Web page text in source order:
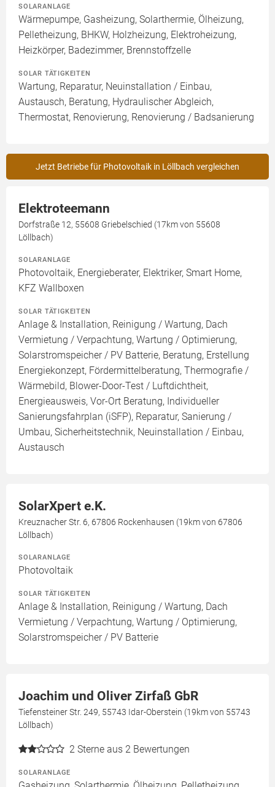
SOLARANLAGE
Wärmepumpe, Gasheizung, Solarthermie, Ölheizung,
Pelletheizung, BHKW, Holzheizung, Elektroheizung,
Heizkörper, Badezimmer, Brennstoffzelle
SOLAR TÄTIGKEITEN
Wartung, Reparatur, Neuinstallation / Einbau,
Austausch, Beratung, Hydraulischer Abgleich,
Thermostat, Renovierung, Renovierung / Badsanierung
Jetzt Betriebe für Photovoltaik in Löllbach vergleichen
Elektroteemann
Dorfstraße 12, 55608 Griebelschied (17km von 55608
Löllbach)
SOLARANLAGE
Photovoltaik, Energieberater, Elektriker, Smart Home,
KFZ Wallboxen
SOLAR TÄTIGKEITEN
Anlage & Installation, Reinigung / Wartung, Dach
Vermietung / Verpachtung, Wartung / Optimierung,
Solarstromspeicher / PV Batterie, Beratung, Erstellung
Energiekonzept, Fördermittelberatung, Thermografie /
Wärmebild, Blower-Door-Test / Luftdichtheit,
Energieausweis, Vor-Ort Beratung, Individueller
Sanierungsfahrplan (iSFP), Reparatur, Sanierung /
Umbau, Sicherheitstechnik, Neuinstallation / Einbau,
Austausch
SolarXpert e.K.
Kreuznacher Str. 6, 67806 Rockenhausen (19km von 67806
Löllbach)
SOLARANLAGE
Photovoltaik
SOLAR TÄTIGKEITEN
Anlage & Installation, Reinigung / Wartung, Dach
Vermietung / Verpachtung, Wartung / Optimierung,
Solarstromspeicher / PV Batterie
Joachim und Oliver Zirfaß GbR
Tiefensteiner Str. 249, 55743 Idar-Oberstein (19km von 55743
Löllbach)
2 Sterne aus 2 Bewertungen
SOLARANLAGE